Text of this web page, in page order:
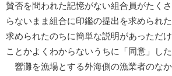
賛否を問われた記憶がない組合員がたく
らないまま組合に印鑑の提出を求められ
求められたのちに簡単な説明があっただ
ことかよくわからないうちに「同意」し
響灘を漁場とする外海側の漁業者のな